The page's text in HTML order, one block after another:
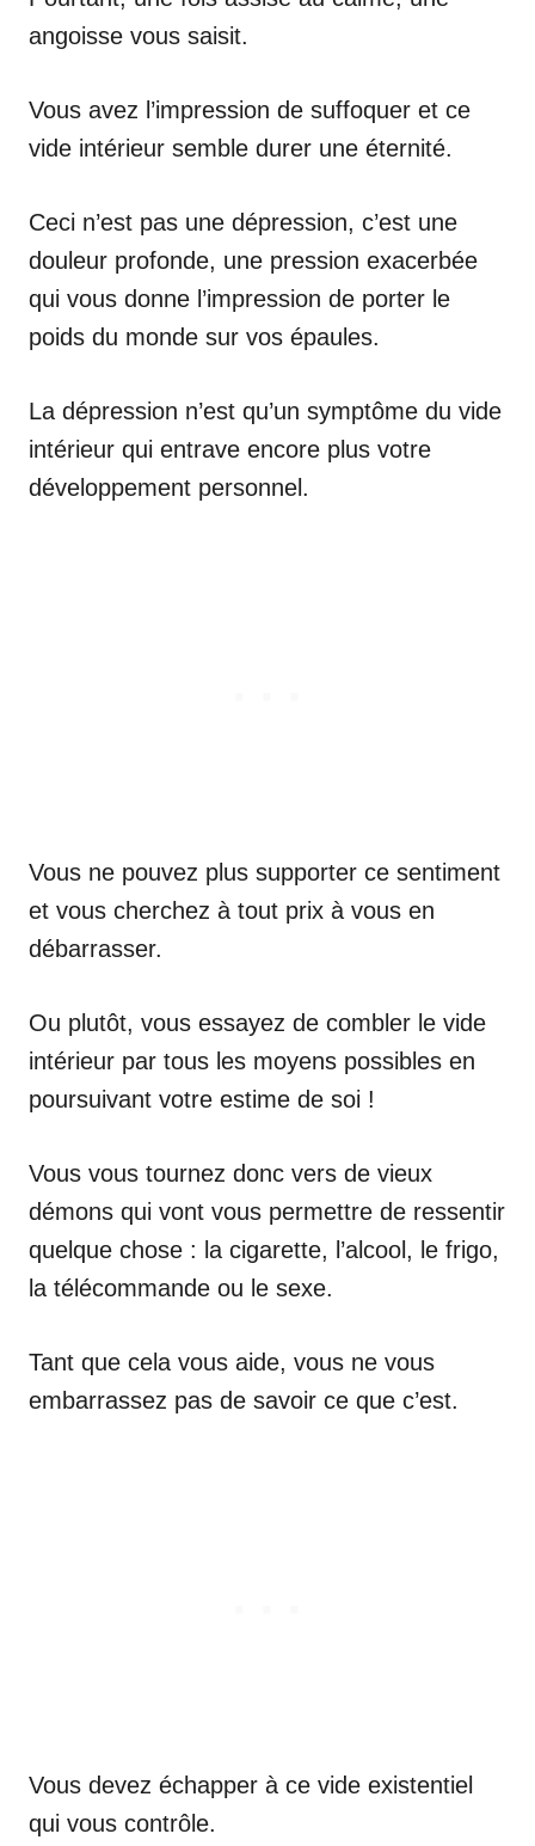
angoisse vous saisit.
Vous avez l’impression de suffoquer et ce
vide intérieur semble durer une éternité.
Ceci n’est pas une dépression, c’est une
douleur profonde, une pression exacerbée
qui vous donne l’impression de porter le
poids du monde sur vos épaules.
La dépression n’est qu’un symptôme du vide
intérieur qui entrave encore plus votre
développement personnel.
Vous ne pouvez plus supporter ce sentiment
et vous cherchez à tout prix à vous en
débarrasser.
Ou plutôt, vous essayez de combler le vide
intérieur par tous les moyens possibles en
poursuivant votre estime de soi !
Vous vous tournez donc vers de vieux
démons qui vont vous permettre de ressentir
quelque chose : la cigarette, l’alcool, le frigo,
la télécommande ou le sexe.
Tant que cela vous aide, vous ne vous
embarrassez pas de savoir ce que c’est.
Vous devez échapper à ce vide existentiel
qui vous contrôle.